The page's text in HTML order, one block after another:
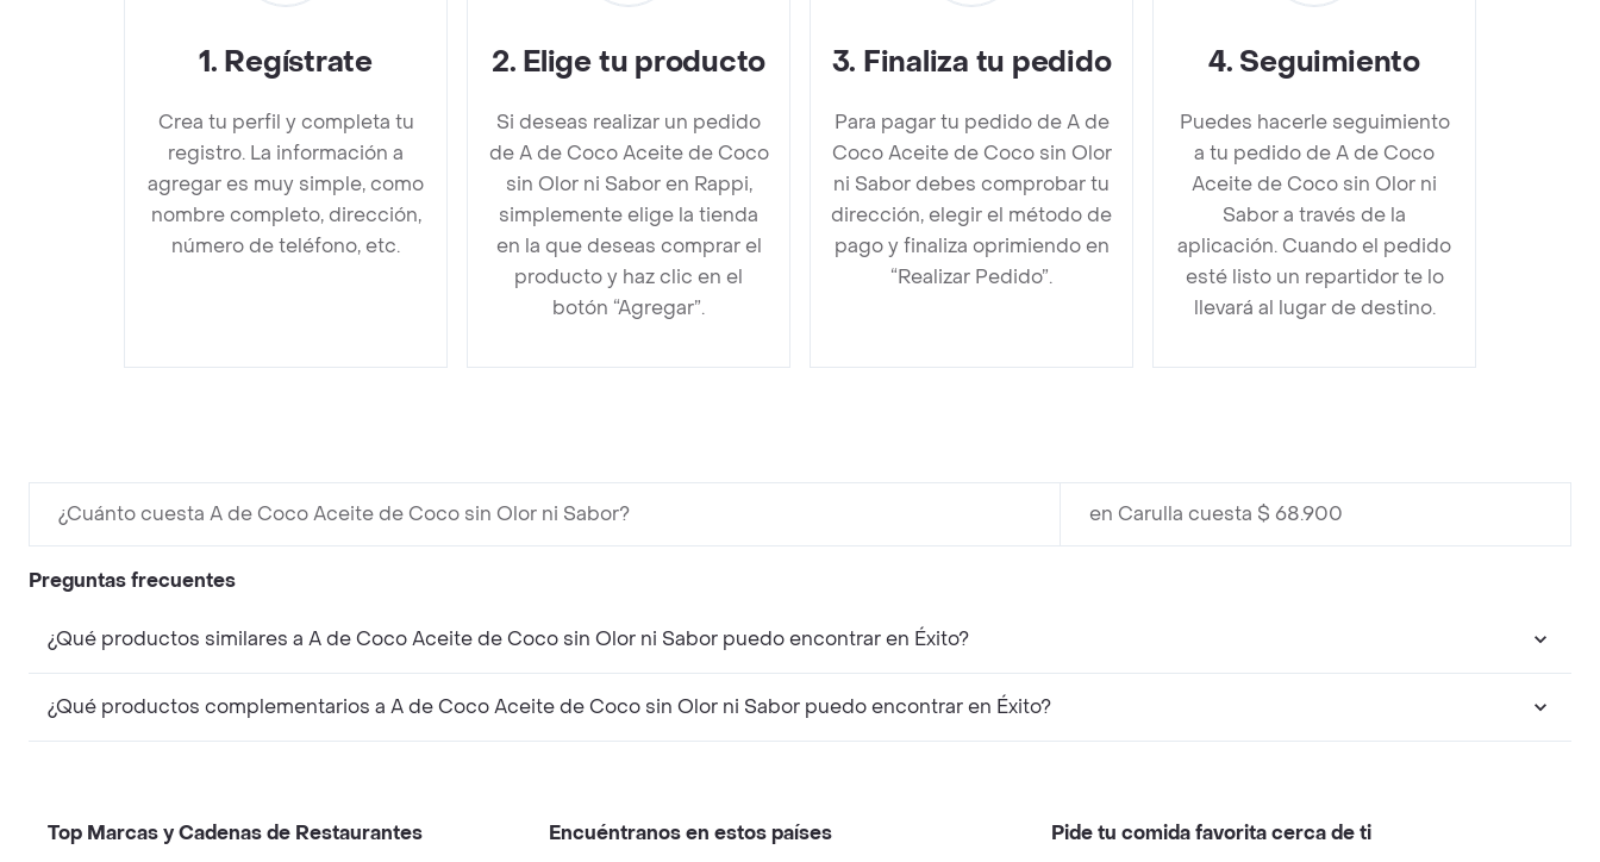
1. Regístrate
Crea tu perfil y completa tu
registro. La información a
agregar es muy simple, como
nombre completo, dirección,
número de teléfono, etc.
2. Elige tu producto
Si deseas realizar un pedido
de A de Coco Aceite de Coco
sin Olor ni Sabor en Rappi,
simplemente elige la tienda
en la que deseas comprar el
producto y haz clic en el
botón “Agregar”.
3. Finaliza tu pedido
Para pagar tu pedido de A de
Coco Aceite de Coco sin Olor
ni Sabor debes comprobar tu
dirección, elegir el método de
pago y finaliza oprimiendo en
“Realizar Pedido”.
4. Seguimiento
Puedes hacerle seguimiento
a tu pedido de A de Coco
Aceite de Coco sin Olor ni
Sabor a través de la
aplicación. Cuando el pedido
esté listo un repartidor te lo
llevará al lugar de destino.
¿Cuánto cuesta A de Coco Aceite de Coco sin Olor ni Sabor? en Carulla cuesta $ 68.900
Preguntas frecuentes
¿Qué productos similares a A de Coco Aceite de Coco sin Olor ni Sabor puedo encontrar en Éxito?
¿Qué productos complementarios a A de Coco Aceite de Coco sin Olor ni Sabor puedo encontrar en Éxito?
Top Marcas y Cadenas de Restaurantes Encuéntranos en estos países Pide tu comida favorita cerca de ti